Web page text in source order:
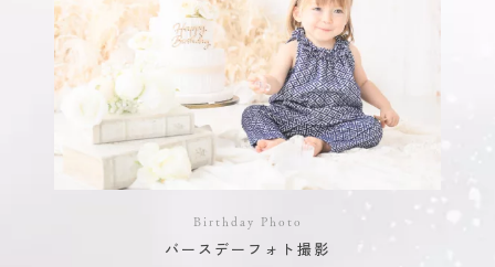
Birthday Photo
バースデーフォト撮影